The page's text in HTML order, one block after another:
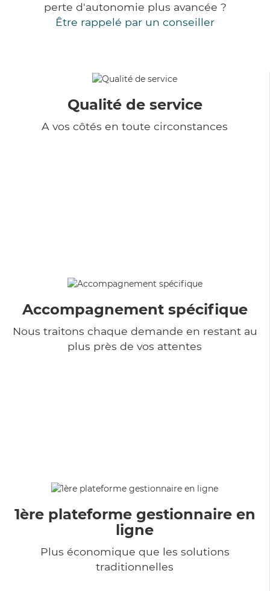
perte d'autonomie plus avancée ?
Être rappelé par un conseiller
Qualité de service
A vos côtés en toute circonstances
Accompagnement spécifique
Nous traitons chaque demande en restant au
plus près de vos attentes
1ère plateforme gestionnaire en
ligne
Plus économique que les solutions
traditionnelles